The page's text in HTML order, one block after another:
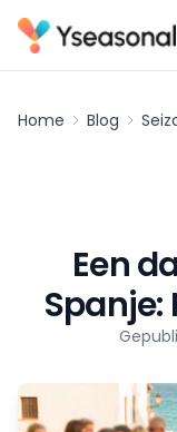
Home Blog
Een
Spanje: